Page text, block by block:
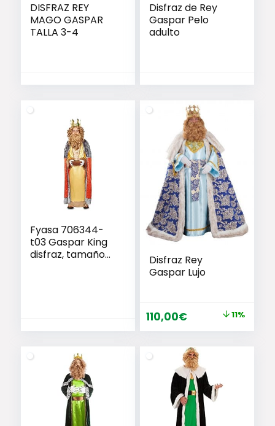
DISFRAZ REY
MAGO GASPAR
TALLA 3-4
Disfraz de Rey
Gaspar Pelo
adulto
Fyasa 706344-
t03 Gaspar King
disfraz, tamaño
Disfraz Rey
Gaspar Lujo
El
precio
original
era:
124,00€.
110,00€El
precio
actual
es:
110,00€.
11%